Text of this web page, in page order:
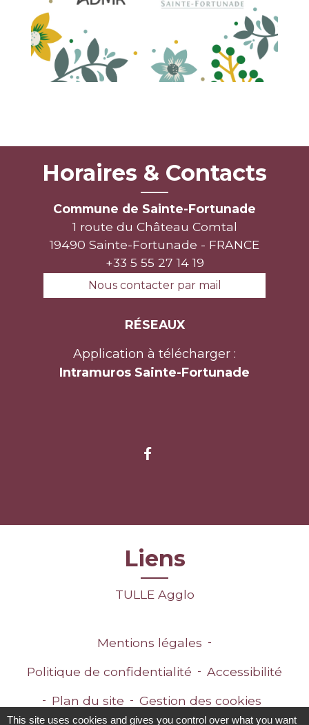
Horaires & Contacts
Commune de Sainte-Fortunade
1 route du Château Comtal
19490 Sainte-Fortunade - FRANCE
+33 5 55 27 14 19
Nous contacter par mail
RÉSEAUX
Application à télécharger :
Intramuros Sainte-Fortunade
Liens
TULLE Agglo
Mentions légales -
Politique de confidentialité - Accessibilité
- Plan du site - Gestion des cookies
This site uses cookies and gives you control over what you want